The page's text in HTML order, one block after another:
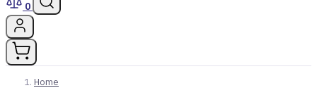
0
Home